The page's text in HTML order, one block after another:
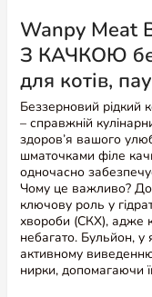
Wanpy Meat
КАЧКОЮ
пауч 50г
Беззерновий рідкий
– справжній
здоров’я вашого
шматочками філе
одночасно
Чому це важливо?
ключову роль у
хвороби (СКХ), адже
небагато. Бульйон, у
активному
нирки, допомагаючи